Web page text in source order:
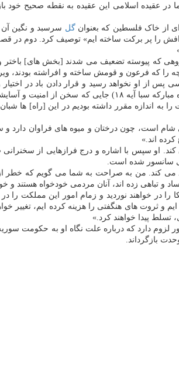
در عقیده اسلامی این عقیده به نقطه صحیح
از خاک فلسطین که بعنوانگل سرسبد و نگین
را پر برکت ساخته ایم» توصیف کرد. دوم در قصه
و فرعونیان (سوره مبارکه اعراف آیه ۱۳۷) سخن می گوید: «و به آن گروهی که پیوسته
را که فرعون و قومش ساخته و افراشته بودند،
و به کسی پس از او نخواهد رسید و قرار دادن باد در
فرمانبردار سلیمان کرده بودیم تا به فرمان او به سمت سرزمینی حرکت نماید که پر خیر و برکتش ساخته
به اندازه مقرر داشته بودیم در این [راه] ها
است، چون درختان و میوه های فراوان دارد و
اند.»
او سپس با اشاره و درج فرازهایی از سخنرانی
سانسور شده است.
می کند. من به صراحت به شما می گویم که خطر
تباهی زده اند، آنان مردمی خودخواه هستند و
در ۱۰۰ سال آینده هم چون سیلی ویران گر، کشور آمریکا را در خواهند نوردید و
تسلط پیدا خواهند کرد.»
لزوم دارد که درباره علت نگاه او به حکومت
بازگرداند.